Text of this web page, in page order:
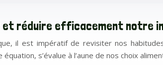
et réduire efficacement notre
il est impératif de revisiter nos
s’évalue à l’aune de nos choix